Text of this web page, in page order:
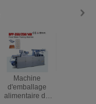
Machine
d'emballage
alimentaire de